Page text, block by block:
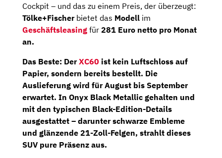
Cockpit – und das zu einem Preis, der überzeugt:
Tölke+Fischer bietet das Modell im
Geschäftsleasing für 281 Euro netto pro Monat
an.
Das Beste: DerXC60 ist kein Luftschloss auf
Papier, sondern bereits bestellt. Die
Auslieferung wird fürAugust bis September
erwartet. In Onyx Black Metallic gehalten und
mit den typischen Black-Edition-Details
ausgestattet – darunter schwarze Embleme
und glänzende 21-Zoll-Felgen, strahlt dieses
SUV pure Präsenz aus.